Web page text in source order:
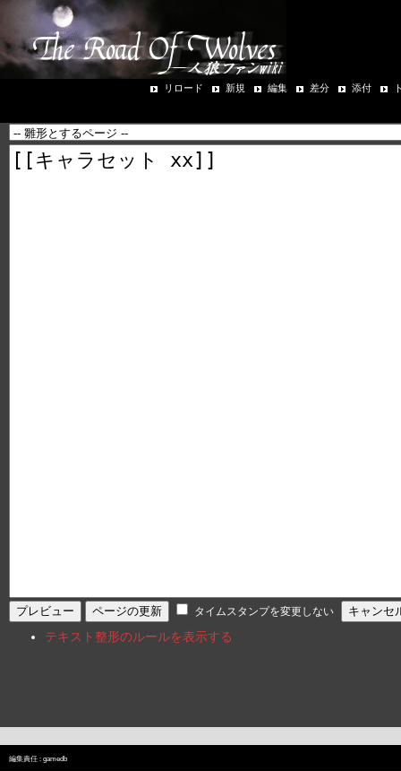
リロード 新規 編集 差分 添付
タイムスタンプを変更しない
テキスト整形のルールを表示する
編集責任 : gamedb